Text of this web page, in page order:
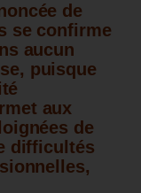
de
se confirme
aucun
puisque
aux
de
difficultés